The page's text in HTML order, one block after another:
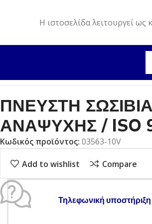
Η ιστοσελίδα λειτουργεί ως
ΠΝΕΥΣΤΗ ΣΩΣΙΒΙΑ ΣΧΕΔΙΑ
ΠΝΕΥΣΤΗ
ΑΝΑΨΥΧΗΣ / ISO
Κωδικός προϊόντος: 03563-10V
Add to wishlist Compare
Τηλεφωνική υποστήριξη